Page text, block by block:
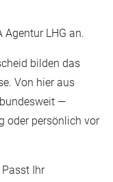
Agentur LHG an.
bilden das
Von hier aus
—
oder persönlich vor
Ihr